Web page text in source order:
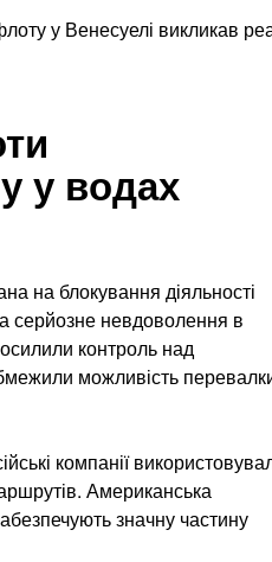
у водах
на блокування діяльності
серйозне невдоволення в
контроль над
можливість
компанії
Американська
значну частину